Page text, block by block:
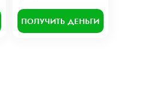
ПОЛУЧИТЬ ДЕНЬГИ